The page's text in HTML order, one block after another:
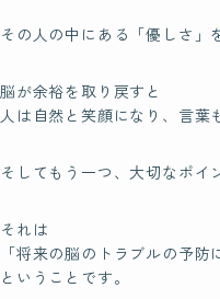
九州・沖縄
Blog
お問い合わせ
Contact
その人の中にある「優しさ」
脳が余裕を取り戻すと
人は自然と笑顔になり、言葉
そしてもう一つ、大切なポイ
それは
「将来の脳のトラブルの予防
ということです。